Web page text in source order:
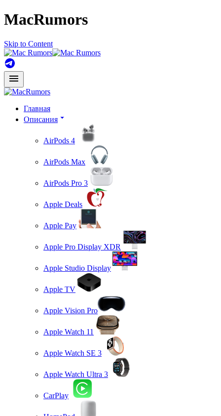
MacRumors
Skip to Content
Главная
Описания
AirPods 4
AirPods Max
AirPods Pro 3
Apple Deals
Apple Pay
Apple Pro Display XDR
Apple Studio Display
Apple TV
Apple Vision Pro
Apple Watch 11
Apple Watch SE 3
Apple Watch Ultra 3
CarPlay